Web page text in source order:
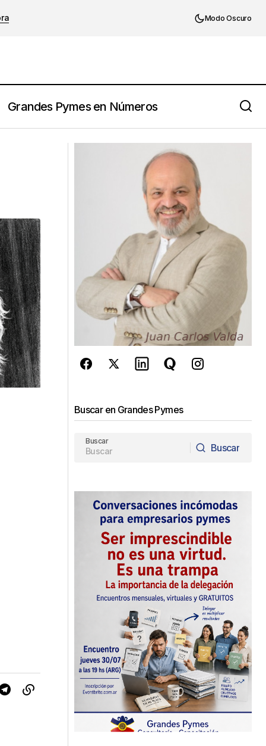
Modo Oscuro
Grandes Pymes en Números
la empresa no dependa siempre de ti
Buscar en Grandes Pymes
Buscar
Buscar